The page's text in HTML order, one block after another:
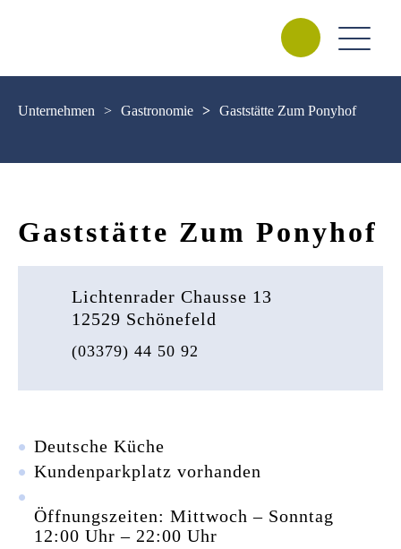
Unternehmen > Gastronomie > Gaststätte Zum Ponyhof
Gaststätte Zum Ponyhof
Lichtenrader Chausse 13
12529 Schönefeld
(03379) 44 50 92
Deutsche Küche
Kundenparkplatz vorhanden
Öffnungszeiten: Mittwoch – Sonntag
12:00 Uhr – 22:00 Uhr